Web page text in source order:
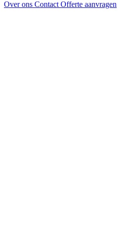
Over ons Contact Offerte aanvragen